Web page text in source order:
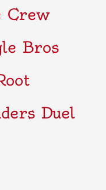
Crew
Bros
Duel